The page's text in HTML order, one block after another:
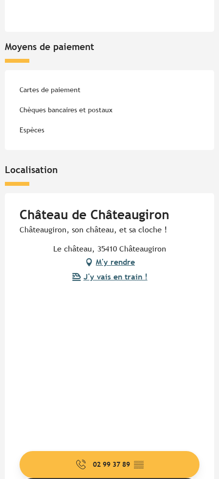
Moyens de paiement
Cartes de paiement
Chèques bancaires et postaux
Espèces
Localisation
Château de Châteaugiron
Châteaugiron, son château, et sa cloche !
Le château, 35410 Châteaugiron
M'y rendre
J'y vais en train !
02 99 37 89 ▒▒